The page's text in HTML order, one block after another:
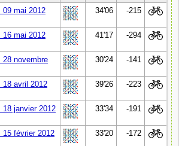
09 mai 2012 34'06 -215
16 mai 2012 41'17 -294
28 novembre
30'24 -141
18 avril 2012 39'26 -223
18 janvier 2012 33'34 -191
15 février 2012 33'20 -172